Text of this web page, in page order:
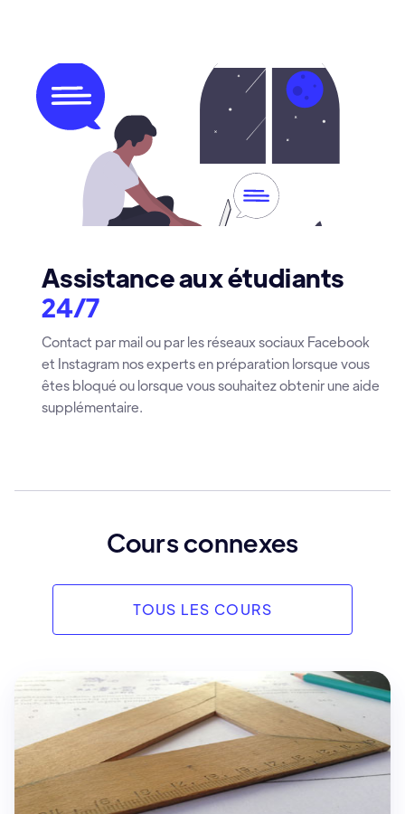
Assistance aux étudiants
24/7
Contact par mail ou par les réseaux sociaux Facebook
et Instagram nos experts en préparation lorsque vous
êtes bloqué ou lorsque vous souhaitez obtenir une aide
supplémentaire.
Cours connexes
TOUS LES COURS